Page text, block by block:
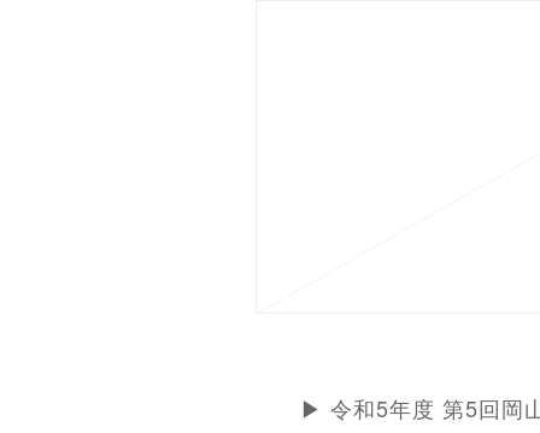
▶ 令和5年度 第5回岡